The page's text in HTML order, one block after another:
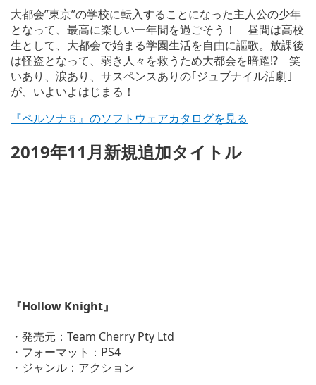
大都会”東京”の学校に転入することになった主人公の少年
となって、最高に楽しい一年間を過ごそう！ 昼間は高校
生として、大都会で始まる学園生活を自由に謳歌。放課後
は怪盗となって、弱き人々を救うため大都会を暗躍!? 笑
いあり、涙あり、サスペンスありの｢ジュブナイル活劇｣
が、いよいよはじまる！
『ペルソナ５』のソフトウェアカタログを見る
2019年11月新規追加タイトル
『Hollow Knight』
・発売元：Team Cherry Pty Ltd
・フォーマット：PS4
・ジャンル：アクション